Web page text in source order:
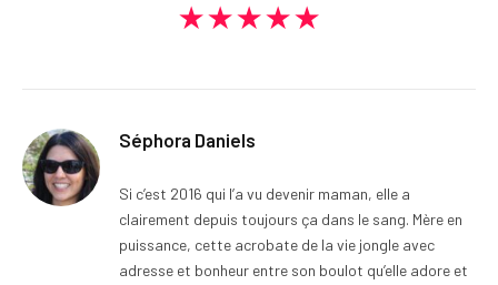
★★★★★
Séphora Daniels
Si c’est 2016 qui l’a vu devenir maman, elle a
clairement depuis toujours ça dans le sang. Mère en
puissance, cette acrobate de la vie jongle avec
adresse et bonheur entre son boulot qu’elle adore et